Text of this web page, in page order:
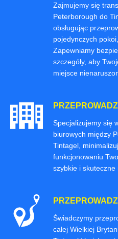
Zajmujemy się
Peterborough do
obsługując
pojedynczych
Zapewniamy
szczegóły, aby
miejsce
Specjalizujemy się
biurowych między
Tintagel,
funkcjonowaniu
szybkie i skuteczne
Świadczymy
całej Wielkiej